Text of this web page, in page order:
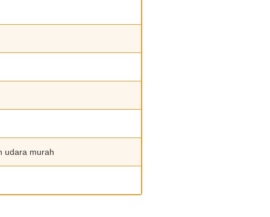
udara murah